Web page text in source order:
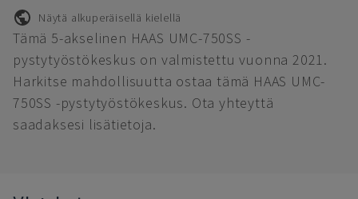
Näytä alkuperäisellä kielellä
Tämä 5-akselinen HAAS UMC-750SS -
pystytyöstökeskus on valmistettu vuonna 2021.
Harkitse mahdollisuutta ostaa tämä HAAS UMC-
750SS -pystytyöstökeskus. Ota yhteyttä
saadaksesi lisätietoja.